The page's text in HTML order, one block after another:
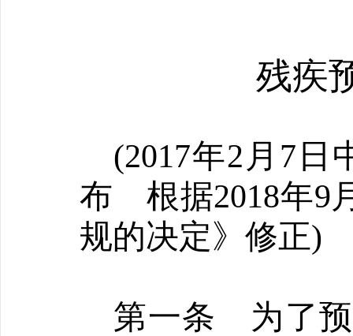
残疾
(2017年2月7日
布 根据2018年9
规的决定》修正)
第一条 为了